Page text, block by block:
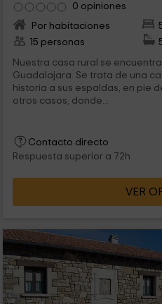
0 opiniones
Por habitaciones
15 personas
Nuestra casa rural se
Guadalajara. Se trata de una
historia a sus espaldas, en pie
otros casos, donde...
Contacto directo
Respuesta superior a 72h
VER